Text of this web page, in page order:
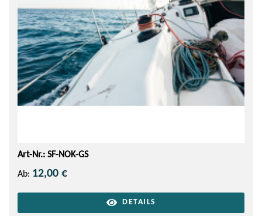
Art-Nr.: SF-NOK-GS
Ab: 12,00 €
DETAILS